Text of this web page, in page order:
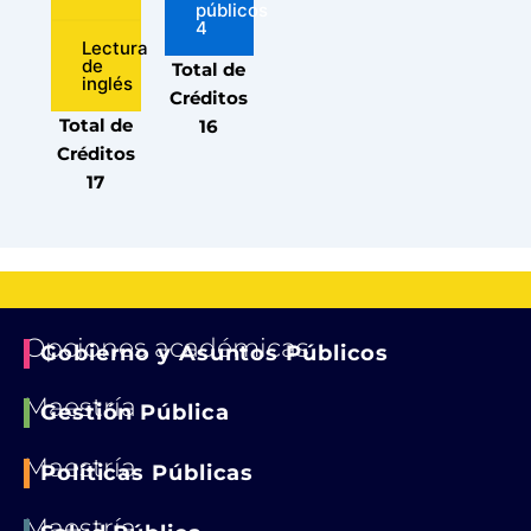
Lectura
de
inglés
Total de
Créditos
17
públicos
4
Total de
Créditos
16
Opciones académicas
Gobierno y Asuntos Públicos
Maestría
Gestión Pública
Maestría
Políticas Públicas